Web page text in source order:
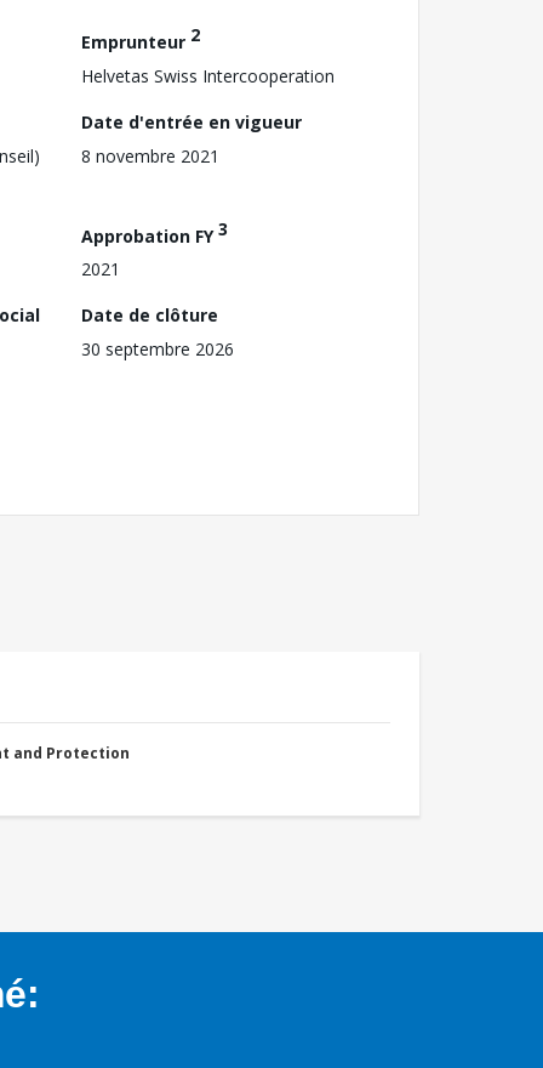
Emprunteur 2
Helvetas Swiss Intercooperation
Date d'entrée en vigueur
8 novembre 2021
Approbation FY3
2021
Date de clôture
30 septembre 2026
and Protection